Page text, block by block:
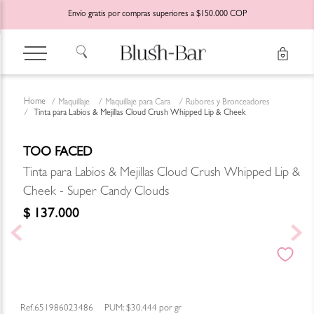
Envío gratis por compras superiores a $150.000 COP
Maquillaje Maquillaje para Cara
Rubores y Bronceadores
Tinta para Labios & Mejillas Cloud Crush Whipped Lip & Cheek
TOO FACED
Tinta para Labios & Mejillas Cloud Crush Whipped Lip &
Cheek - Super Candy Clouds
$ 137.000
651986023486 PUM: $30.444 por gr